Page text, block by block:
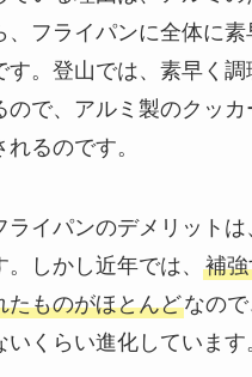
、フライパンに全体に素
。 登山では、素早く
ので、アルミ製のクッ
るのです。
ライパンのデメリットは
。しかし近年では、 補
たものがほとんどなの
くらい進化しています